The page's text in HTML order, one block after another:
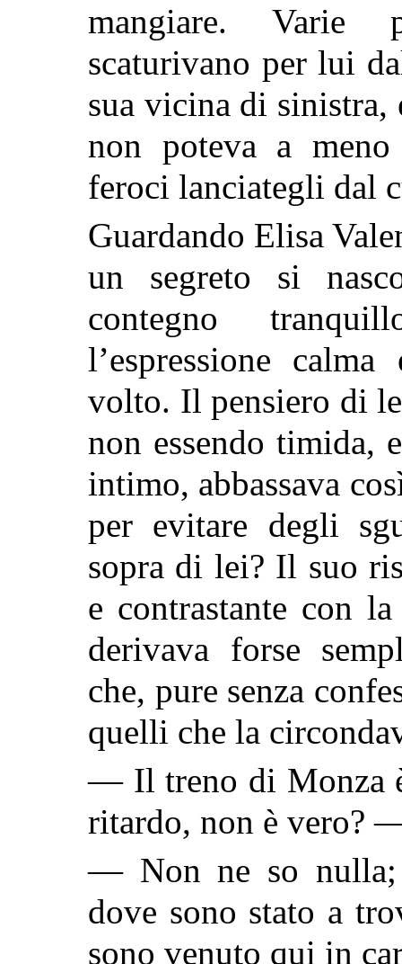
mangiare. Varie
scaturivano per lui
sua vicina di sinistra,
non poteva a
feroci lanciategli dal
Guardando Elisa
un segreto si
contegno
l’espressione
volto. Il pensiero di
non essendo timida,
intimo, abbassava
per evitare degli
sopra di lei? Il suo
e contrastante con
derivava forse
che, pure senza
quelli che la
— Il treno di Monza
ritardo, non è vero?
— Non ne so
dove sono stato a
sono venuto qui in